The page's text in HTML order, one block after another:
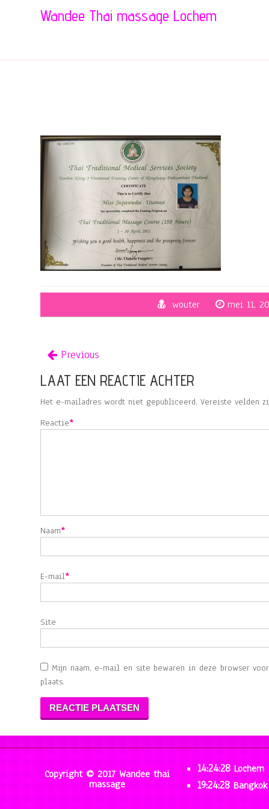
Wandee Thai massage Lochem
wouter mei 11,
Previous
LAAT EEN REACTIE ACHTER
Het e-mailadres wordt niet gepubliceerd. Vereiste velden
Reactie*
Naam*
E-mail*
Site
Mijn naam, e-mail en site bewaren in deze browser
plaats.
Copyright © 2017 Wandee thai
massage
14:24:28 Lochem
19:24:28 Bangkok